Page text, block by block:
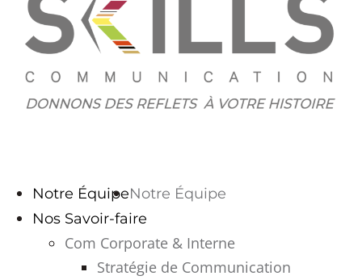
Notre Équipe
Nos Savoir-faire
Com Corporate & Interne
Stratégie de Communication
Notre Équipe